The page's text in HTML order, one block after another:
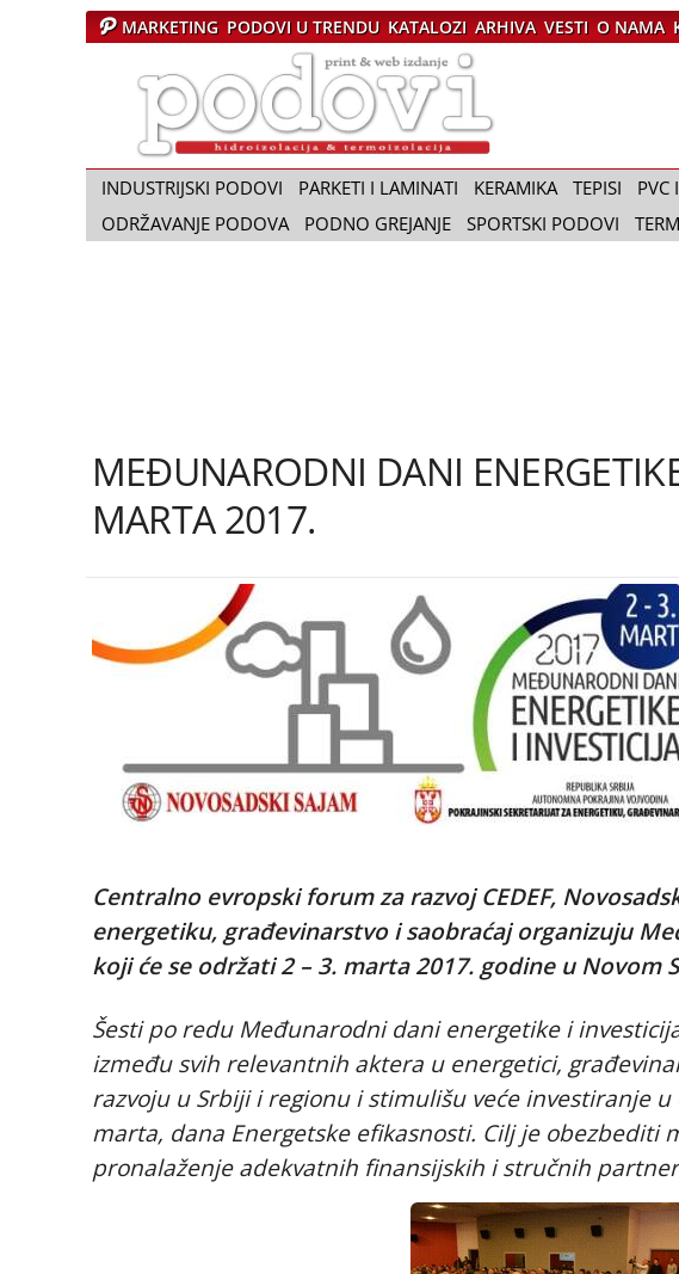
MARKETING PODOVI U TRENDU KATALOZI ARHIVA VESTI O NAMA
a
p
i
P
INDUSTRIJSKI PODOVI PARKETI I LAMINATI KERAMIKA TEPISI PVC
ODRŽAVANJE PODOVA
PODNO GREJANJE SPORTSKI PODOVI
MEĐUNARODNI DANI
MARTA 2017.
Centralno evropski forum za razvoj CEDEF,
energetiku, građevinarstvo i saobraćaj organizuju
koji će se održati 2 – 3. marta 2017. godine u Novom
Šesti po redu Međunarodni dani energetike i
između svih relevantnih aktera u energetici,
razvoju u Srbiji i regionu i stimulišu veće investiranje
marta, dana Energetske efikasnosti. Cilj je obezbediti
pronalaženje adekvatnih finansijskih i stručnih